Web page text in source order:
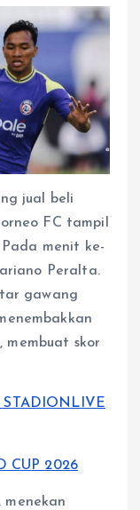
jual beli
FC tampil
menit ke-
Peralta.
gawang
skor
menekan